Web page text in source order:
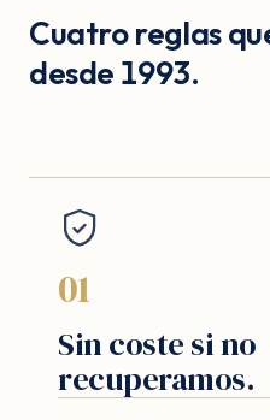
Cuatro reglas
desde 1993.
01
Sin coste si no
recuperamos.